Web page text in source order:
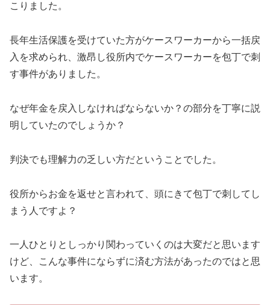
こりました。
長年生活保護を受けていた方がケースワーカーから一括戻
入を求められ、激昂し役所内でケースワーカーを包丁で刺
す事件がありました。
なぜ年金を戻入しなければならないか？の部分を丁寧に説
明していたのでしょうか？
判決でも理解力の乏しい方だということでした。
役所からお金を返せと言われて、頭にきて包丁で刺してし
まう人ですよ？
一人ひとりとしっかり関わっていくのは大変だと思います
けど、こんな事件にならずに済む方法があったのではと思
います。